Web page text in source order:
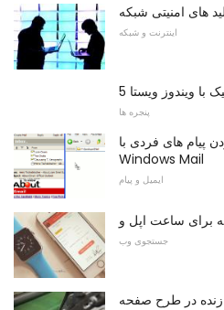
اینترنت و شبکه
با ویندوز ویستا
پنجره ها
پیام های فردی با
Windows Mail
ایمیل و پیام
جستجوی وب
در طرح صفحه